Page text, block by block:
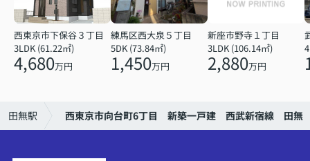
西東京市下保谷３丁目
3LDK (61.22㎡)
4,680万円
練馬区西大泉５丁目
5DK (73.84㎡)
1,450万円
新座市野寺１丁目
3LDK (106.14㎡)
2,880万円
田無駅 西東京市向台町6丁目 新築一戸建 西武新宿線 田無